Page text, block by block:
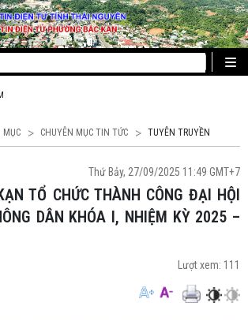
MỤC CHUYÊN MỤC TIN TỨC TUYÊN TRUYỀN
Thứ Bảy, 27/09/2025 11:49 GMT+7
DÂN KHÓA I, NHIỆM KỲ 2025 –
Lượt xem: 111